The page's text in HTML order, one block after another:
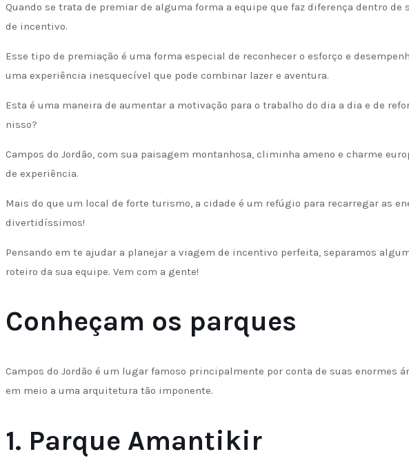
Quando se trata de premiar de alguma forma a equipe que faz diferença dentro
de incentivo.
Esse tipo de premiação é uma forma especial de reconhecer o esforço e
uma experiência inesquecível que pode combinar lazer e aventura.
Esta é uma maneira de aumentar a motivação para o trabalho do dia a dia e de
nisso?
Campos do Jordão, com sua paisagem montanhosa, climinha ameno e charme
de experiência.
Mais do que um local de forte turismo, a cidade é um refúgio para recarregar as
divertidíssimos!
Pensando em te ajudar a planejar a viagem de incentivo perfeita, separamos
roteiro da sua equipe. Vem com a gente!
Conheçam os parques
Campos do Jordão é um lugar famoso principalmente por conta de suas enormes
em meio a uma arquitetura tão imponente.
1. Parque Amantikir